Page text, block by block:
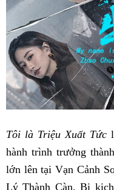
Tôi là Triệu Xuất Tức
hành trình trưởng
lớn lên tại Vạn Cảnh
Lý Thành Càn. Bi